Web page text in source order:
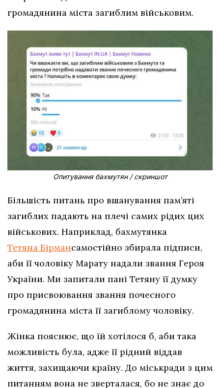
громадянина міста загиблим військовим.
Опитування бахмутян / скриншот
Більшість питань про вшанування пам’яті
загиблих падають на плечі самих рідих цих
військових. Наприклад, бахмутянка
Тетяна Бірмансамостійно збирала підписи,
аби її чоловіку Марату надали звання Героя
України. Ми запитали пані Тетяну її думку
про присвоювання звання почесного
громадянина міста її загиблому чоловіку.
Жінка пояснює, що їй хотілося б, аби така
можливість була, адже її рідний віддав
життя, захищаючи країну. До міськради з цим
питанням вона не зверталася, бо не знає до